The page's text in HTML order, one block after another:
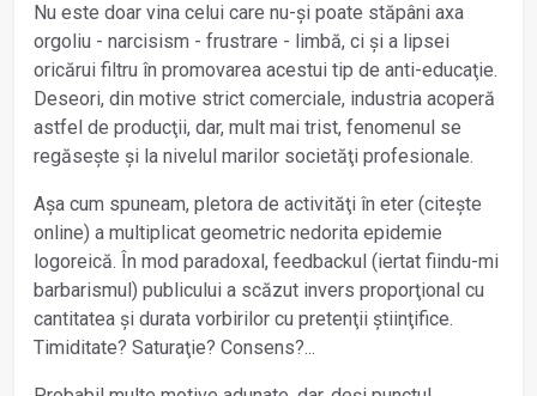
Nu este doar vina celui care nu-și poate stăpâni axa
orgoliu - narcisism - frustrare - limbă, ci și a lipsei
oricărui filtru în promovarea acestui tip de anti-educaţie.
Deseori, din motive strict comerciale, industria acoperă
astfel de producţii, dar, mult mai trist, fenomenul se
regăsește și la nivelul marilor societăţi profesionale.
Așa cum spuneam, pletora de activităţi în eter (citește
online) a multiplicat geometric nedorita epidemie
logoreică. În mod paradoxal, feedbackul (iertat fiindu-mi
barbarismul) publicului a scăzut invers proporţional cu
cantitatea și durata vorbirilor cu pretenţii știinţifice.
Timiditate? Saturaţie? Consens?...